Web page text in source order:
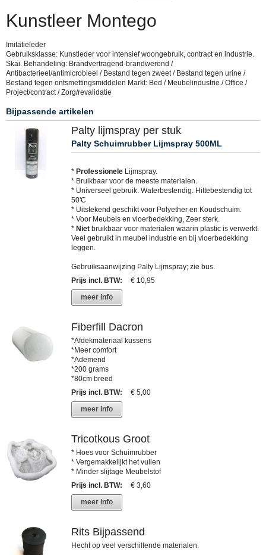
Kunstleer Montego
Imitatieleder
Gebruiksklasse: Kunstleder voor intensief woongebruik, contract en industrie.
Skai. Behandeling: Brandvertragend-brandwerend /
Antibacterieel/antimicrobieel / Bestand tegen zweet / Bestand tegen urine /
Bestand tegen ontsmettingsmiddelen Markt: Bed / Meubelindustrie / Office /
Project/contract / Zorg/revalidatie
Bijpassende artikelen
Palty lijmspray per stuk
Palty Schuimrubber Lijmspray 500ML
* Professionele Lijmspray.
* Bruikbaar voor de meeste materialen.
* Universeel gebruik. Waterbestendig. Hittebestendig tot
50'C
* Uitstekend geschikt voor Polyether en Koudschuim.
* Voor Meubels en vloerbedekking, Zeer sterk.
* Niet bruikbaar voor materialen waarin plastic is verwerkt.
Veel gebruikt in meubel industrie en bij vloerbedekking
leggen.
Gebruiksaanwijzing Palty Lijmspray; zie bus.
Prijs incl. BTW:
€ 10,95
meer info
Fiberfill Dacron
*Afdekmateriaal kussens
*Meer comfort
*Ademend
*200 grams
*80cm breed
Prijs incl. BTW:
€ 5,00
meer info
Tricotkous Groot
* Hoes voor Schuimrubber
* Vergemakkelijkt het vullen
* Minder slijtage Meubelstof
Prijs incl. BTW:
€ 3,60
meer info
Rits Bijpassend
Hecht op veel verschillende materialen.